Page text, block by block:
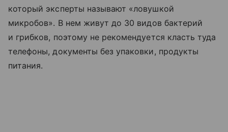
который эксперты называют «ловушкой
микробов». В нем живут до 30 видов бактерий
и грибков, поэтому не рекомендуется класть туда
телефоны, документы без упаковки, продукты
питания.